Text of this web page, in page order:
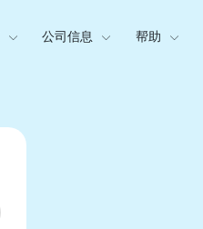
公司信息 帮助